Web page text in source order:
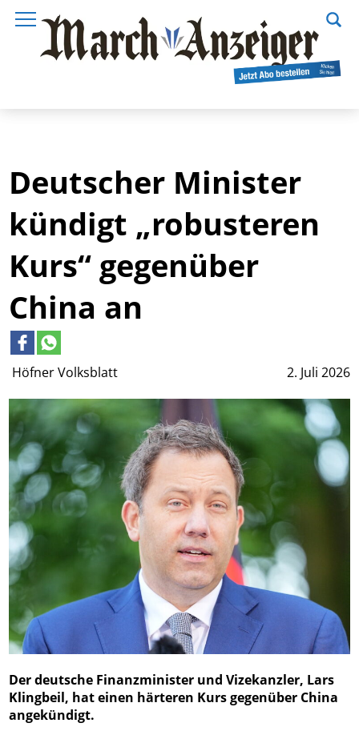
Höfner Volksblatt 2. Juli 2026
Deutscher Minister
kündigt „robusteren
Kurs“ gegenüber
China an
Der deutsche Finanzminister und Vizekanzler, Lars
Klingbeil, hat einen härteren Kurs gegenüber China
angekündigt.